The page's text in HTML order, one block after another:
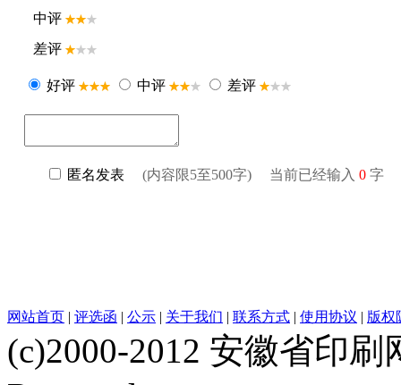
网站首页 | 评选函 | 公示 | 关于我们 | 联系方式 | 使用协议 | 版权
(c)2000-2012 安徽省印刷